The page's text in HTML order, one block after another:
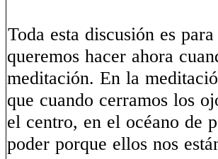
Toda esta discusión es
queremos hacer ahora
meditación. En la
que cuando cerramos los
el centro, en el océano de
poder porque ellos nos